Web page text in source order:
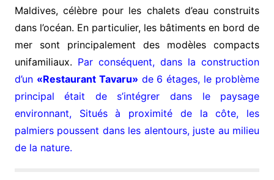
Maldives, célèbre pour les chalets d’eau construits
dans l’océan. En particulier, les bâtiments en bord de
mer sont principalement des modèles compacts
unifamiliaux. Par conséquent, dans la construction
d’un «Restaurant Tavaru» de 6 étages, le problème
principal était de s’intégrer dans le paysage
environnant,
Situés à proximité de la côte, les
palmiers poussent dans les alentours, juste au milieu
de la nature.